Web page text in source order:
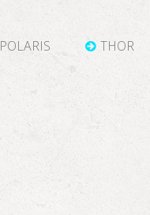
POLARIS THOR